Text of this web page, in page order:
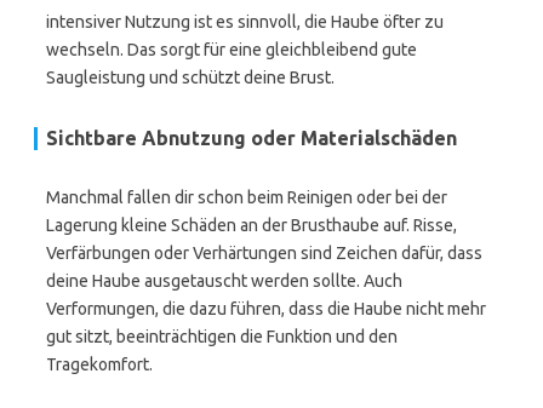
intensiver Nutzung ist es sinnvoll, die Haube öfter zu
wechseln. Das sorgt für eine gleichbleibend gute
Saugleistung und schützt deine Brust.
Sichtbare Abnutzung oder Materialschäden
Manchmal fallen dir schon beim Reinigen oder bei der
Lagerung kleine Schäden an der Brusthaube auf. Risse,
Verfärbungen oder Verhärtungen sind Zeichen dafür, dass
deine Haube ausgetauscht werden sollte. Auch
Verformungen, die dazu führen, dass die Haube nicht mehr
gut sitzt, beeinträchtigen die Funktion und den
Tragekomfort.